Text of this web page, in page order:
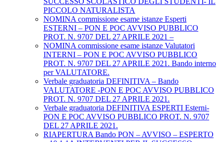
PICCOLO NATURALISTA
NOMINA commissione esame istanze Esperti
ESTERNI – PON E POC AVVISO PUBBLICO
PROT. N. 9707 DEL 27 APRILE 2021 –
NOMINA commissione esame istanze Valutatori
INTERNI – PON E POC AVVISO PUBBLICO
PROT. N. 9707 DEL 27 APRILE 2021. Bando interno
per VALUTATORE.
Verbale graduatoria DEFINITIVA – Bando
VALUTATORE -PON E POC AVVISO PUBBLICO
PROT. N. 9707 DEL 27 APRILE 2021.
Verbale graduatoria DEFINITIVA ESPERTI Esterni-
PON E POC AVVISO PUBBLICO PROT. N. 9707
DEL 27 APRILE 2021.
RIAPERTURA Bando PON – AVVISO – ESPERTO